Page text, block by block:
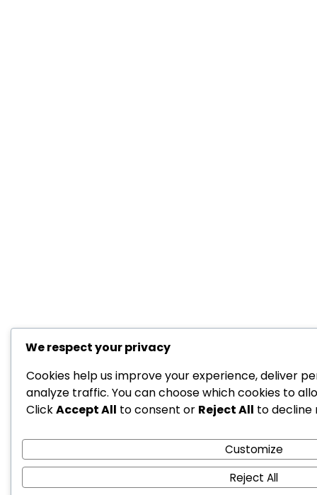
We respect your privacy
Cookies help us improve your experience, deliver
analyze traffic. You can choose which cookies to
ClickAccept All to consent or Reject All to decline
Customize
Reject All